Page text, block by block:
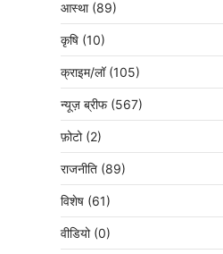
आस्था (89)
कृषि (10)
क्राइम/लॉ (105)
न्यूज़ ब्रीफ (567)
फ़ोटो (2)
राजनीति (89)
विशेष (61)
वीडियो (0)